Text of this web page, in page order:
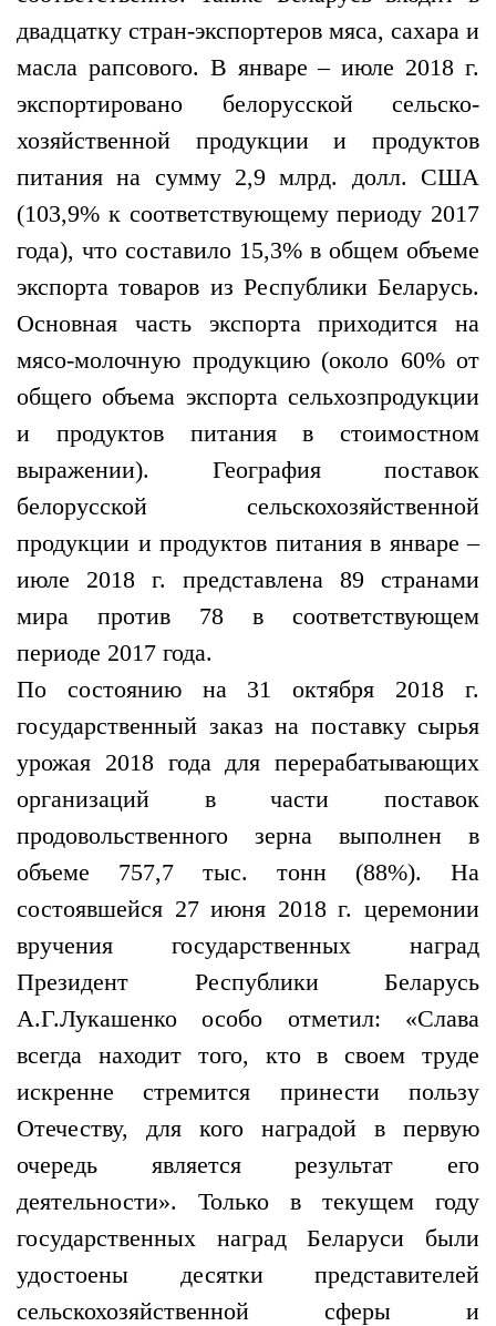
двадцатку стран-экспортеров мяса, сахара и
масла рапсового. В январе – июле 2018 г.
экспортировано белорусской сельско-
хозяйственной продукции и продуктов
питания на сумму 2,9 млрд. долл. США
(103,9% к соответствующему периоду 2017
года), что составило 15,3% в общем объеме
экспорта товаров из Республики Беларусь.
Основная часть экспорта приходится на
мясо-молочную продукцию (около 60% от
общего объема экспорта сельхозпродукции
и продуктов питания в стоимостном
выражении). География поставок
белорусской сельскохозяйственной
продукции и продуктов питания в январе –
июле 2018 г. представлена 89 странами
мира против 78 в соответствующем
периоде 2017 года.
По состоянию на 31 октября 2018 г.
государственный заказ на поставку сырья
урожая 2018 года для перерабатывающих
организаций в части поставок
продовольственного зерна выполнен в
объеме 757,7 тыс. тонн (88%). На
состоявшейся 27 июня 2018 г. церемонии
вручения государственных наград
Президент Республики Беларусь
А.Г.Лукашенко особо отметил: «Слава
всегда находит того, кто в своем труде
искренне стремится принести пользу
Отечеству, для кого наградой в первую
очередь является результат его
деятельности». Только в текущем году
государственных наград Беларуси были
удостоены десятки представителей
сельскохозяйственной сферы и